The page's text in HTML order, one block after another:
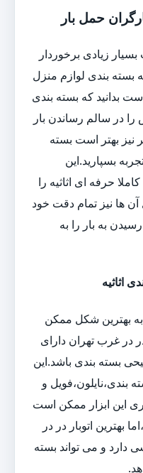
حمل بار
زیادی برخوردار
بسته بندی لوازم منزل
بدانید که بسته بندی
در سالم رساندن بار
نیز بهتر است بسته
بسپارید.این
حرفه ای اثاثیه را
ها نیز تمام دقت خود
به بار را به
اثاثیه
به بهترین شکل ممکن
در غرب تهران دارای
بسته بندی باشد.این
بندی،نایلون،فویل و
این ابزار ممکن است
بهترین اتوبار در در
دارد و می تواند بسته